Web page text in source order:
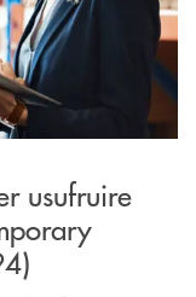
usufruire